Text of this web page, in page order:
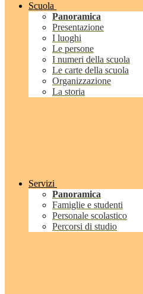
Scuola
Panoramica
Presentazione
I luoghi
Le persone
I numeri della scuola
Le carte della scuola
Organizzazione
La storia
Servizi
Panoramica
Famiglie e studenti
Personale scolastico
Percorsi di studio